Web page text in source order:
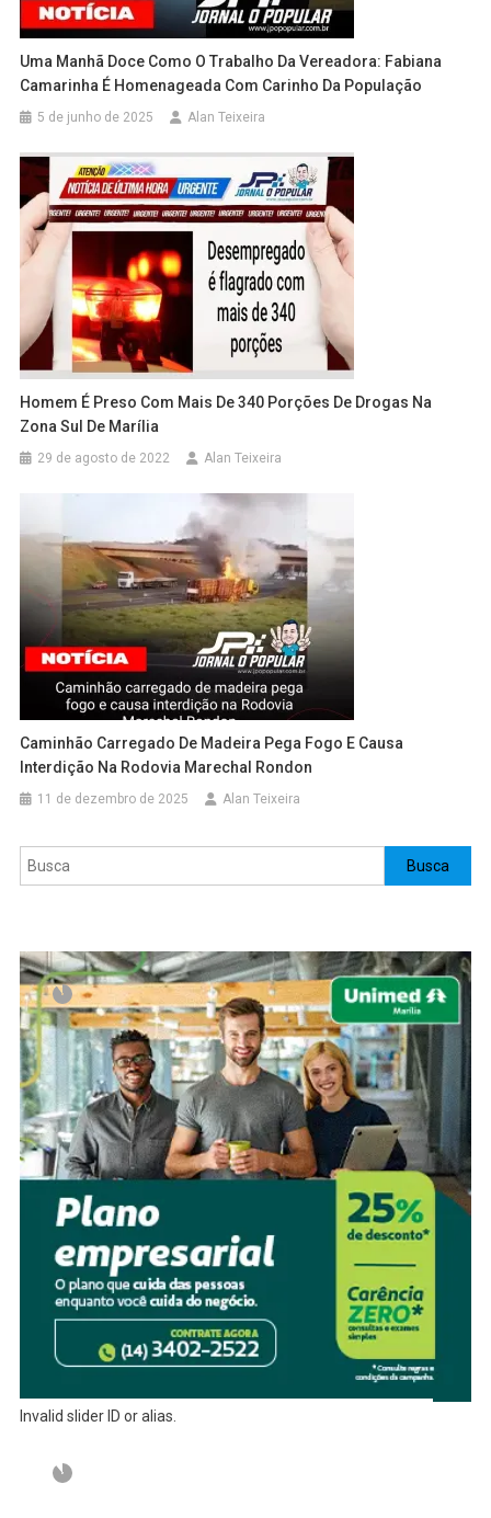
Uma Manhã Doce Como O Trabalho Da Vereadora: Fabiana
Camarinha É Homenageada Com Carinho Da População
5 de junho de 2025 Alan Teixeira
Homem É Preso Com Mais De 340 Porções De Drogas Na
Zona Sul De Marília
29 de agosto de 2022 Alan Teixeira
Caminhão Carregado De Madeira Pega Fogo E Causa
Interdição Na Rodovia Marechal Rondon
11 de dezembro de 2025 Alan Teixeira
Pesquisar Busca
Invalid slider ID or alias.